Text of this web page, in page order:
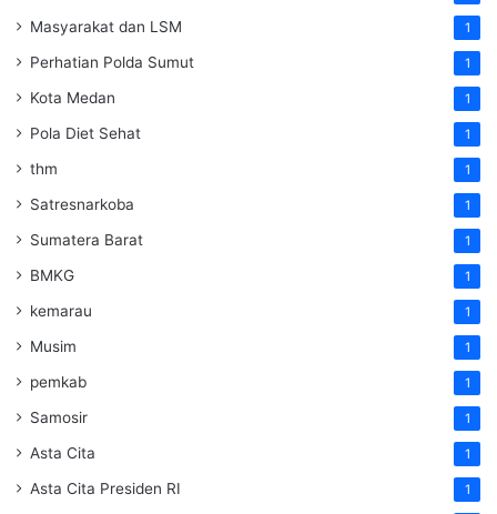
Masyarakat dan LSM 1
Perhatian Polda Sumut 1
Kota Medan 1
Pola Diet Sehat 1
thm 1
Satresnarkoba 1
Sumatera Barat 1
BMKG 1
kemarau 1
Musim 1
pemkab 1
Samosir 1
Asta Cita 1
Asta Cita Presiden RI 1